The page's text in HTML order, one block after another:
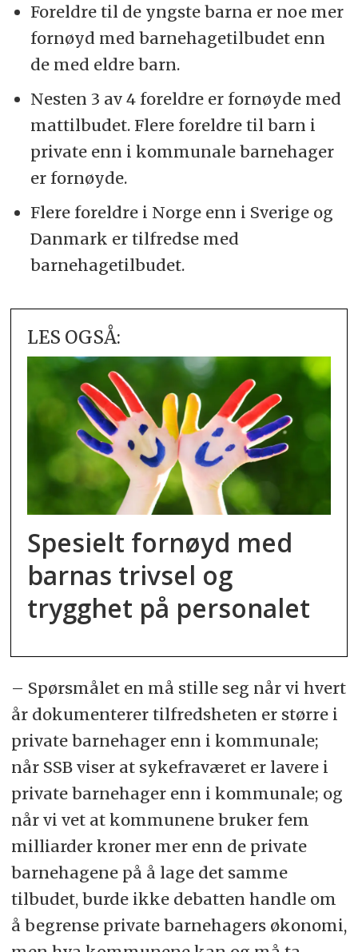
Foreldre til de yngste barna er noe mer
fornøyd med barnehagetilbudet enn
de med eldre barn.
Nesten 3 av 4 foreldre er fornøyde med
mattilbudet. Flere foreldre til barn i
private enn i kommunale barnehager
er fornøyde.
Flere foreldre i Norge enn i Sverige og
Danmark er tilfredse med
barnehagetilbudet.
LES OGSÅ:
Spesielt fornøyd med
barnas trivsel og
trygghet på personalet
– Spørsmålet en må stille seg når vi hvert
år dokumenterer tilfredsheten er større i
private barnehager enn i kommunale;
når SSB viser at sykefraværet er lavere i
private barnehager enn i kommunale; og
når vi vet at kommunene bruker fem
milliarder kroner mer enn de private
barnehagene på å lage det samme
tilbudet, burde ikke debatten handle om
å begrense private barnehagers økonomi,